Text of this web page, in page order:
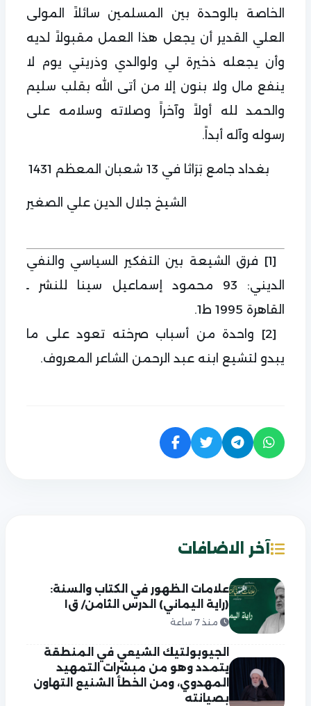
الخاصة بالوحدة بين المسلمين سائلاً المولى
العلي القدير أن يجعل هذا العمل مقبولاً لديه
وأن يجعله ذخيرة لي ولوالدي وذريتي يوم لا
ينفع مال ولا بنون إلا من أتى الله بقلب سليم
والحمد لله أولاً وآخراً وصلاته وسلامه على
رسوله وآله أبداً.
بغداد جامع بَرَاثا في 13 شعبان المعظم 1431
الشيخ جلال الدين علي الصغير
[1] فرق الشيعة بين التفكير السياسي والنفي
الديني: 93 محمود إسماعيل سينا للنشر ـ
القاهرة 1995 ط1.
[2]
واحدة من أسباب صرخته تعود على ما
يبدو لتشيع ابنه عبد الرحمن الشاعر المعروف.
آخر الاضافات
علامات الظهور في الكتاب والسنة:
(راية اليماني) الدرس الثامن/ ق١
منذ 7 ساعة
الجيوبولتيك الشيعي في المنطقة
يتمدد وهو من مبشرات التمهيد
المهدوي، ومن الخطأ الشنيع التهاون
بصيانته